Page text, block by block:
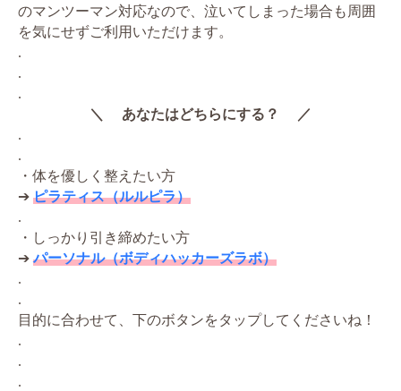
のマンツーマン対応なので、泣いてしまった場合も周囲
を気にせずご利用いただけます。
.
.
.
＼ あなたはどちらにする？ ／
.
.
・体を優しく整えたい方
➔ ピラティス（ルルピラ）
.
・しっかり引き締めたい方
➔パーソナル（ボディハッカーズラボ）
.
.
目的に合わせて、下のボタンをタップしてくださいね！
.
.
.